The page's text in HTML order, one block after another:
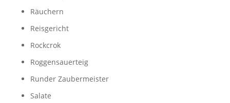
Räuchern
Reisgericht
Rockcrok
Roggensauerteig
Runder Zaubermeister
Salate